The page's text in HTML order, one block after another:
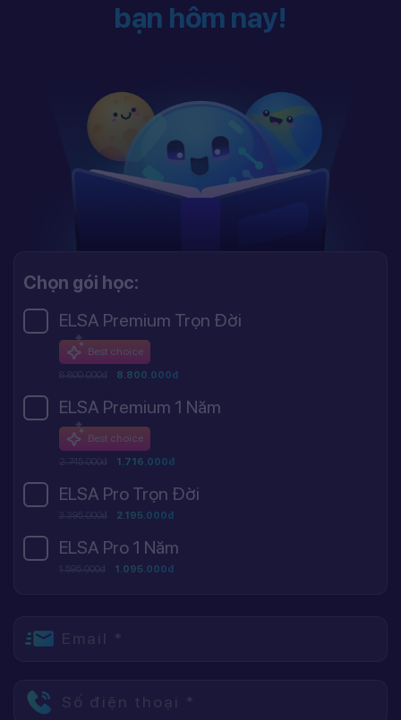
bạn hôm nay!
Chọn gói học:
ELSA Premium Trọn Đời
Best choice
8.800.000đ 8.800.000đ
ELSA Premium 1 Năm
Best choice
2.745.000đ 1.716.000đ
ELSA Pro Trọn Đời
3.395.000đ 2.195.000đ
ELSA Pro 1 Năm
1.595.000đ 1.095.000đ
Email *
Số điện thoại *